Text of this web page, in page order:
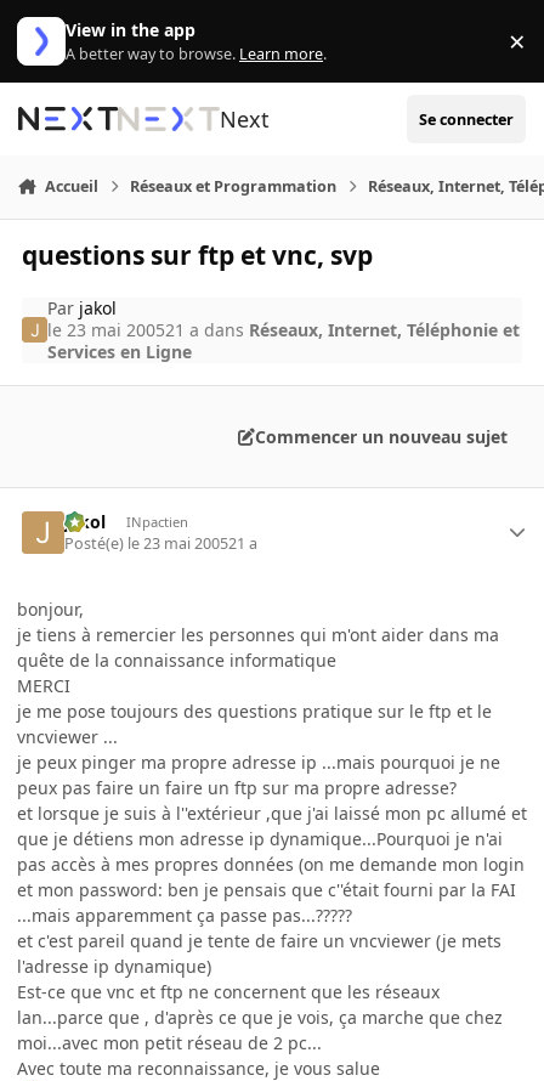
Aller au contenu
View in the app
A better way to browse. Learn more. ×
Next Se connecter
Accueil Réseaux et Programmation Réseaux, Internet,
questions sur ftp et vnc, svp
Par jakol
le 23 mai 200521 a dans Réseaux, Internet, Téléphonie et
Services en Ligne
Commencer un nouveau sujet
jakol INpactien
Posté(e) le 23 mai 200521 a
bonjour,
je tiens à remercier les personnes qui m'ont aider dans ma
quête de la connaissance informatique
MERCI
je me pose toujours des questions pratique sur le ftp et le
vncviewer ...
je peux pinger ma propre adresse ip ...mais pourquoi je ne
peux pas faire un faire un ftp sur ma propre adresse?
et lorsque je suis à l''extérieur ,que j'ai laissé mon pc allumé et
que je détiens mon adresse ip dynamique...Pourquoi je n'ai
pas accès à mes propres données (on me demande mon login
et mon password: ben je pensais que c''était fourni par la FAI
...mais apparemment ça passe pas...?????
et c'est pareil quand je tente de faire un vncviewer (je mets
l'adresse ip dynamique)
Est-ce que vnc et ftp ne concernent que les réseaux
lan...parce que , d'après ce que je vois, ça marche que chez
moi...avec mon petit réseau de 2 pc...
Avec toute ma reconnaissance, je vous salue